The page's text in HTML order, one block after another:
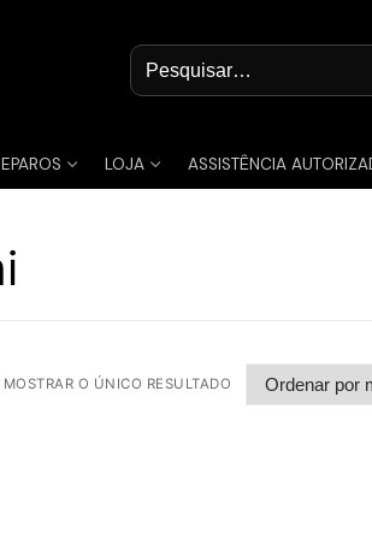
Pesquisar
por:
LOJA ASSISTÊNCIA
MOSTRAR O ÚNICO RESULTADO